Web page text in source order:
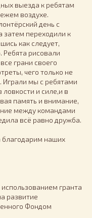
выезда к ребятам
воздухе.
день с
затем переходили к
как следует,
Ребята рисовали
грани своего
чего только не
мы с ребятами
и силе,и в
память и внимание,
между командами
всё равно дружба.
благодарим наших
гранта
развитие
Фондом